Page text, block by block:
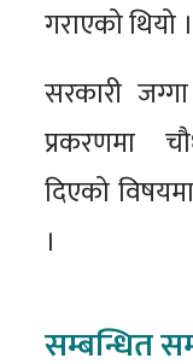
गराएको थियो ।
सरकारी
प्रकरणमा
दिएको
।
सम्बन्धित